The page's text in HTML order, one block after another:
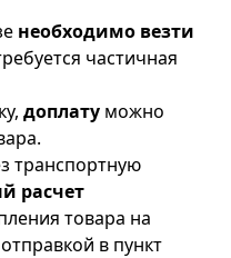
необходимо везти
частичная
доплату можно
транспортную
расчет
товара на
в пункт